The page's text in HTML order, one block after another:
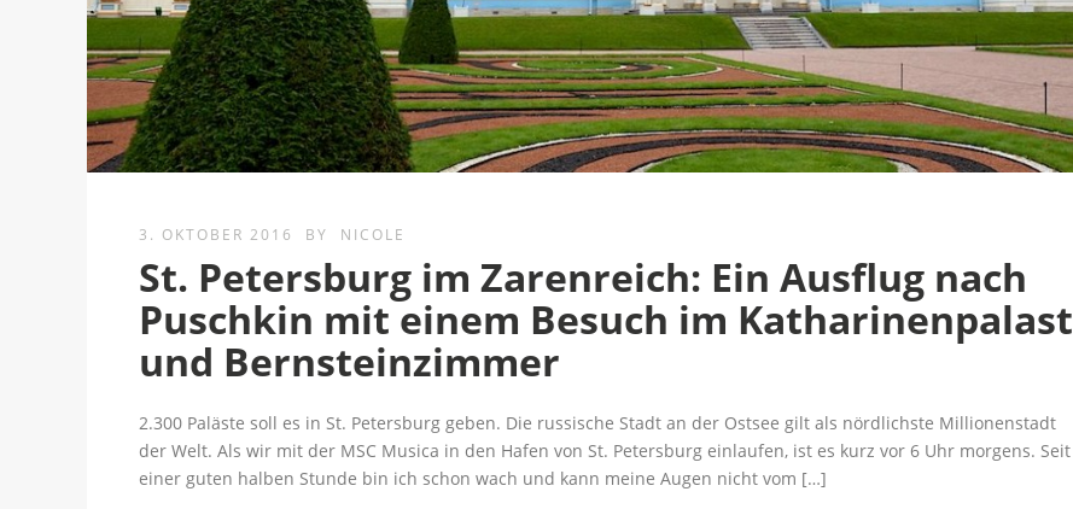
3. OKTOBER 2016 BY NICOLE
St. Petersburg im Zarenreich: Ein Ausflug nach
Puschkin mit einem Besuch im Katharinenpalast
und Bernsteinzimmer
2.300 Paläste soll es in St. Petersburg geben. Die russische Stadt an der Ostsee gilt als nördlichste Millionenstadt
der Welt. Als wir mit der MSC Musica in den Hafen von St. Petersburg einlaufen, ist es kurz vor 6 Uhr morgens. Seit
einer guten halben Stunde bin ich schon wach und kann meine Augen nicht vom […]